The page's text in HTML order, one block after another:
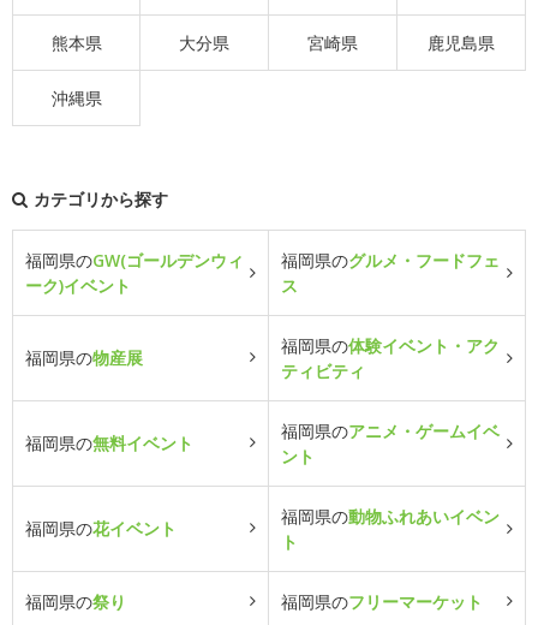
熊本県 大分県 宮崎県 鹿児島県
沖縄県
カテゴリから探す
福岡県のGW(ゴールデンウィ
ーク)イベント
福岡県のグルメ・フードフェ
ス
福岡県の物産展
福岡県の体験イベント・アク
ティビティ
福岡県の無料イベント
福岡県のアニメ・ゲームイベ
ント
福岡県の花イベント
福岡県の動物ふれあいイベン
ト
福岡県の祭り 福岡県のフリーマーケット